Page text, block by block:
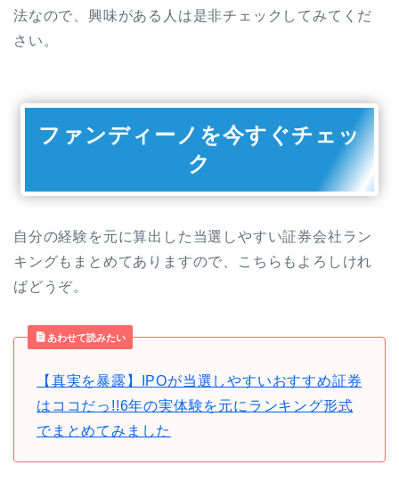
法なので、興味がある人は是非チェックしてみてくだ
さい。
ファンディーノを今すぐチェッ
ク
自分の経験を元に算出した当選しやすい証券会社ラン
キングもまとめてありますので、こちらもよろしけれ
ばどうぞ。
あわせて読みたい
【真実を暴露】IPOが当選しやすいおすすめ証券
はココだっ!!6年の実体験を元にランキング形式
でまとめてみました